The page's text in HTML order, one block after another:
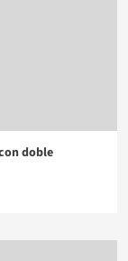
doble